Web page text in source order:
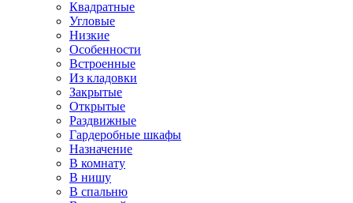
Квадратные
Угловые
Низкие
Особенности
Встроенные
Из кладовки
Закрытые
Открытые
Раздвижные
Гардеробные шкафы
Назначение
В комнату
В нишу
В спальню